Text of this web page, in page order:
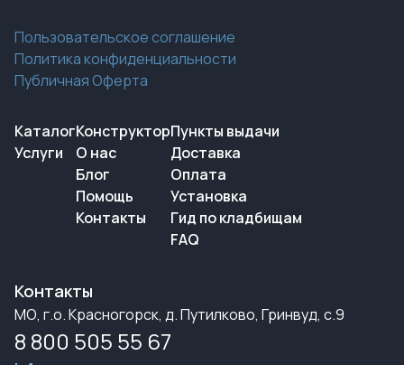
Пользовательское соглашение
Политика конфиденциальности
Публичная Оферта
Каталог
Услуги
Конструктор
О нас
Блог
Помощь
Контакты
Пункты выдачи
Доставка
Оплата
Установка
Гид по кладбищам
FAQ
Контакты
МО, г.о. Красногорск, д. Путилково, Гринвуд, с.9
8 800 505 55 67